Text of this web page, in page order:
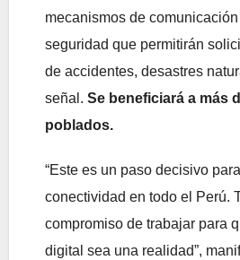
mecanismos de
seguridad que permitirán
de accidentes, desastres
señal. Se beneficiará a más
poblados.
“Este es un paso decisivo
conectividad en todo el Perú.
compromiso de trabajar para
digital sea una realidad”,